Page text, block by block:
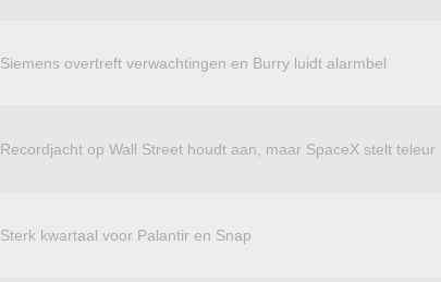
Siemens overtreft verwachtingen en Burry luidt alarmbel
Recordjacht op Wall Street houdt aan, maar SpaceX stelt teleur
Sterk kwartaal voor Palantir en Snap